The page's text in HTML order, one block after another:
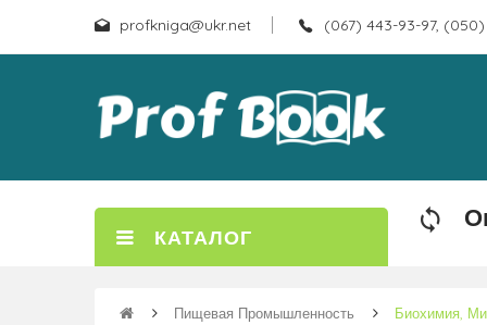
profkniga@ukr.net (067) 443-93-97,
КАТАЛОГ
Пищевая Промышленность Биохимия,